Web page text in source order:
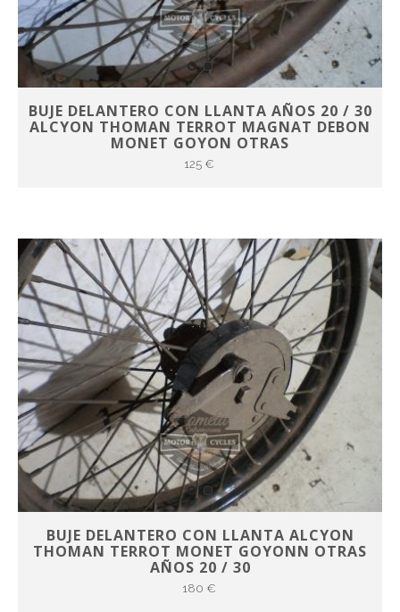
BUJE DELANTERO CON LLANTA AÑOS 20 / 30
ALCYON THOMAN TERROT MAGNAT DEBON
MONET GOYON OTRAS
125 €
BUJE DELANTERO CON LLANTA ALCYON
THOMAN TERROT MONET GOYONN OTRAS
AÑOS 20 / 30
180 €